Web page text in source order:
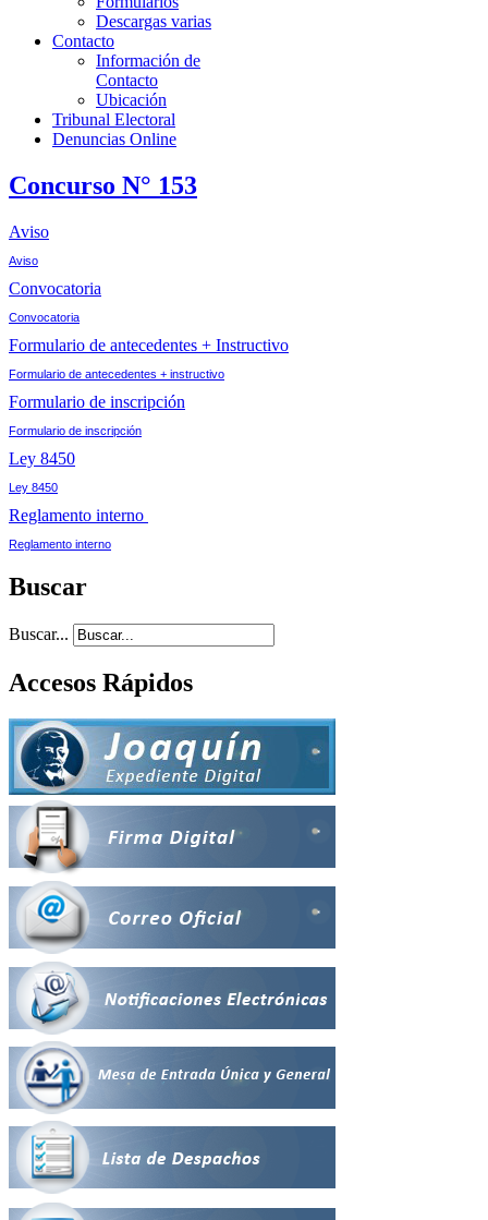
Descargas varias
Contacto
Información de
Contacto
Ubicación
Tribunal Electoral
Denuncias Online
Concurso N° 153
Aviso
Aviso
Convocatoria
Convocatoria
Formulario de antecedentes + Instructivo
Formulario de antecedentes + instructivo
Formulario de inscripción
Formulario de inscripción
Ley 8450
Ley 8450
Reglamento interno
Reglamento interno
Buscar
Buscar...
Accesos Rápidos